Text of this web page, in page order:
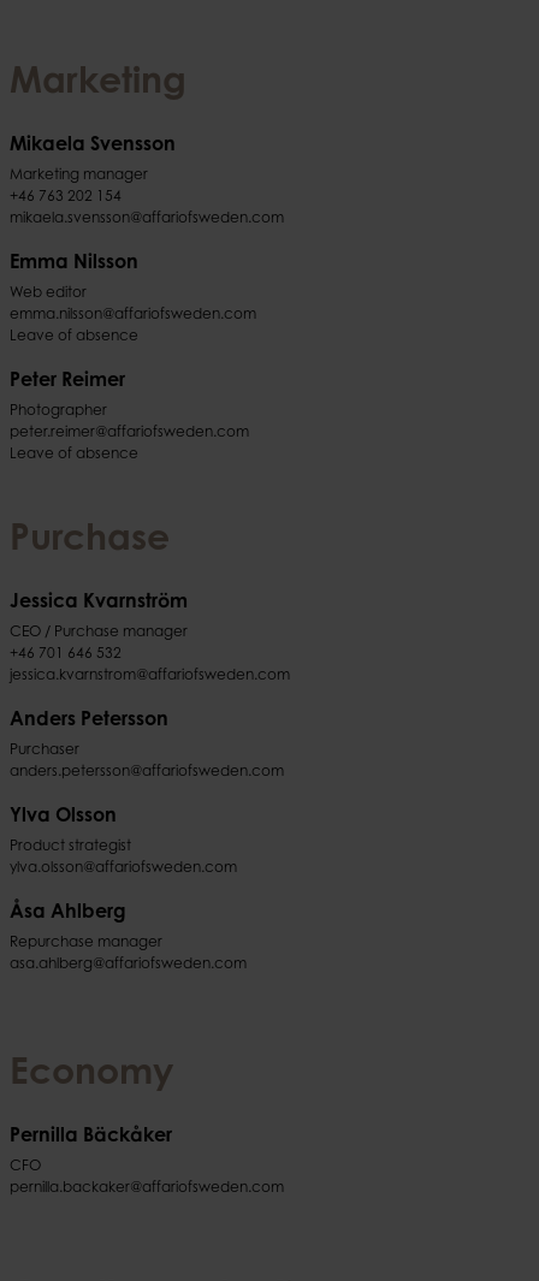
Marketing
Mikaela Svensson
Marketing manager
+46 763 202 154
mikaela.svensson@affariofsweden.com
Emma Nilsson
Web editor
emma.nilsson@affariofsweden.com
Leave of absence
Peter Reimer
Photographer
peter.reimer@affariofsweden.com
Leave of absence
Purchase
Jessica Kvarnström
CEO / Purchase manager
+46 701 646 532
jessica.kvarnstrom@affariofsweden.com
Anders Petersson
Purchaser
anders.petersson@affariofsweden.com
Ylva Olsson
Product strategist
ylva.olsson@affariofsweden.com
Åsa Ahlberg
Repurchase manager
asa.ahlberg@affariofsweden.com
Economy
Pernilla Bäckåker
CFO
pernilla.backaker@affariofsweden.com